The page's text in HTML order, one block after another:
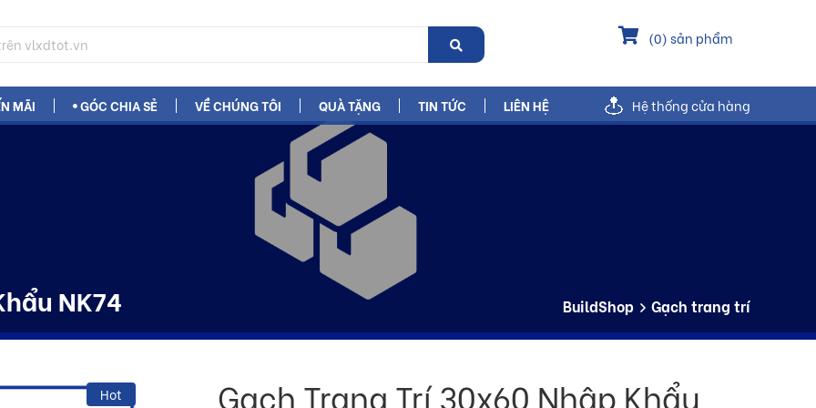
(0) sản phẩm
MÃI GÓC CHIA SẺ VỀ CHÚNG TÔI QUÀ TẶNG TIN TỨC LIÊN HỆ Hệ thống cửa hàng
NK74 BuildShop Gạch trang trí
Hot
Gạch Trang Trí 30x60 Nhập Khẩu